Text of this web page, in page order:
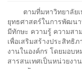
ตามที่มหาวิทยาลัยเ
ยุทธศาสตร์ในการพัฒน
มีทักษะ ความรู้ ความสา
เพื่อเสริมสร้างประสิทธิ
งานในองค์กร โดยมอบ
สารสนเทศเป็นหน่วยงา